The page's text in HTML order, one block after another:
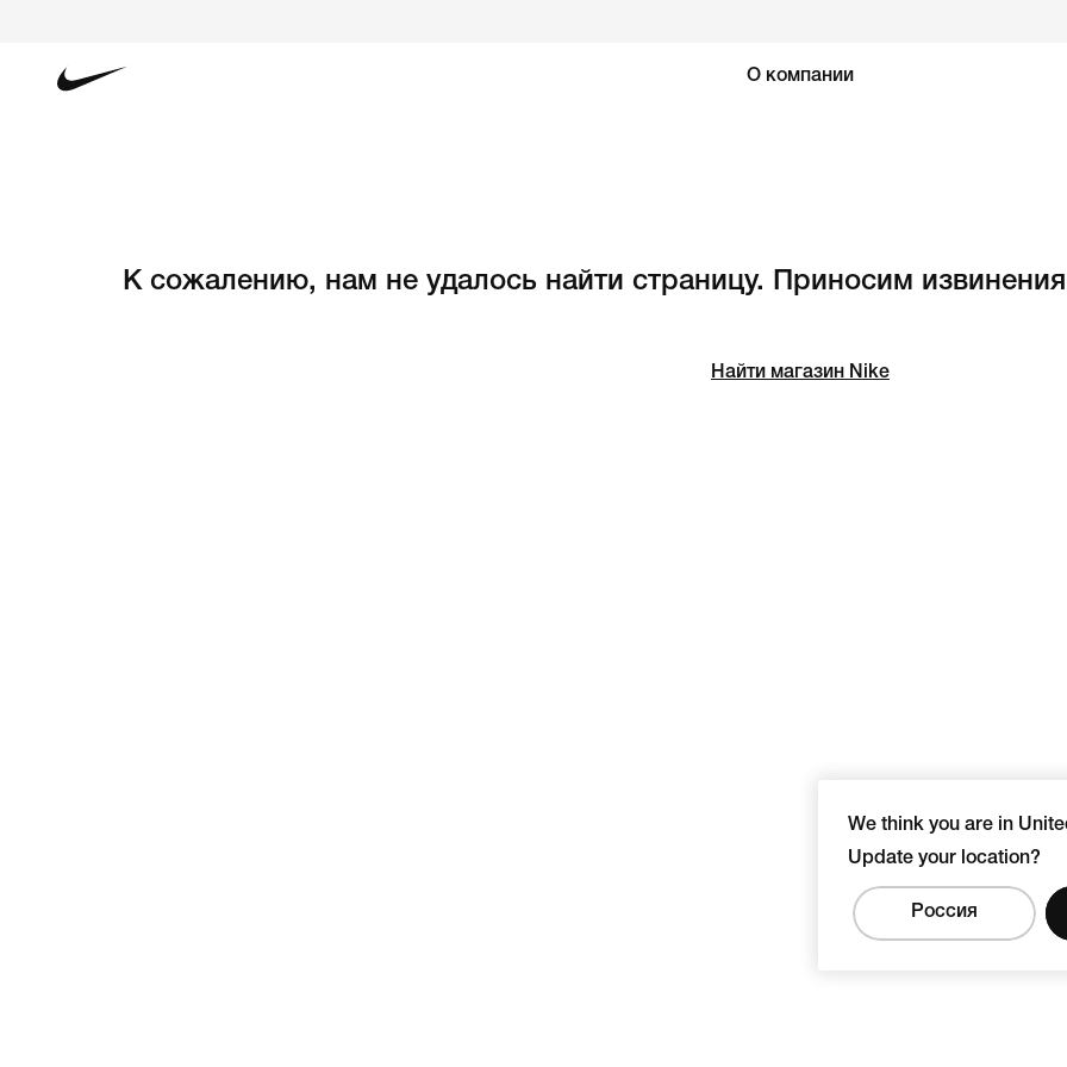
We think you are in
Update your location?
Россия
О компании
К сожалению, нам не удалось найти страницу. Приносим
Найти магазин Nike